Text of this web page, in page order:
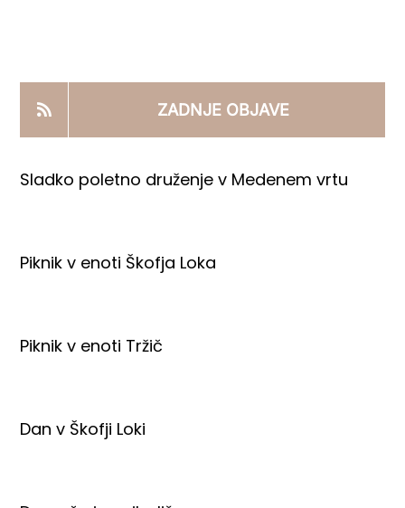
PRODAJNI IZDELKI
AKTUALNO
ZADNJE OBJAVE
Sladko poletno druženje v Medenem vrtu
Piknik v enoti Škofja Loka
Piknik v enoti Tržič
Dan v Škofji Loki